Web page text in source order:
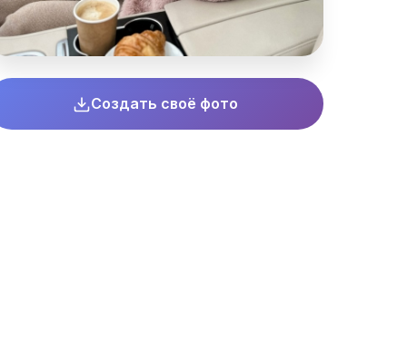
Создать своё фото